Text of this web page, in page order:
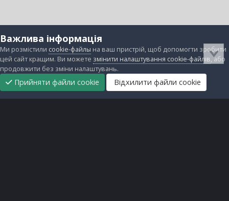
Важлива інформація
Ми розмістили cookie-файлы на ваш пристрій, щоб допомогти зробити
цей сайт кращим. Ви можете змінити налаштування cookie-файлів, або
продовжити без зміни налаштувань.
Прийняти файли cookie Відхилити файли cookie
Головна
Підтримати
нас
Прибрати
рекламу
Завантаження Непрочитані Реєстрація